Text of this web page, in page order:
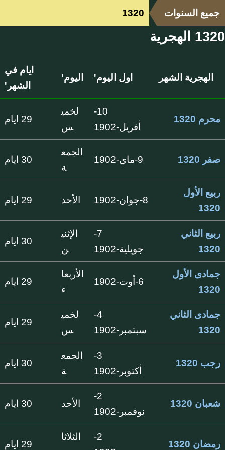
جميع السنوات 1320
1320 الهجرية
الهجرية الشهر اول اليوم' اليوم'
ايام في
الشهر'
محرم 1320
10-
أفريل-1902
لخمي
س
29 ايام
صفر 1320 9-ماي-1902
الجمع
ة
30 ايام
ربيع الأول
1320
8-جوان-1902 الأحد 29 ايام
ربيع الثاني
1320
7-
جويلية-1902
الإثني
ن
30 ايام
جمادى الأول
1320
6-أوت-1902
الأربعا
ء
29 ايام
جمادى الثاني
1320
4-
سبتمبر-1902
لخمي
س
29 ايام
رجب 1320
3-
أكتوبر-1902
الجمع
ة
30 ايام
شعبان 1320
2-
نوفمبر-1902
الأحد 30 ايام
رمضان 1320
2-
الثلاثا
29 ايام